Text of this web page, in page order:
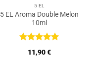
5 EL
5 EL Aroma Double Melon
10ml
Bewertet
mit5von
11,90€